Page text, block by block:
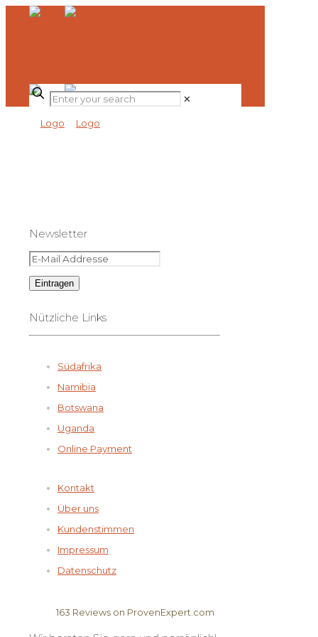
✕
Newsletter
Nützliche Links
Südafrika
Namibia
Botswana
Uganda
Online Payment
Kontakt
Über uns
Kundenstimmen
Impressum
Datenschutz
163 Reviews on ProvenExpert.com